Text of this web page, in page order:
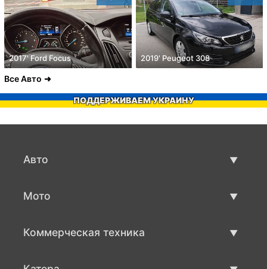
2017' Ford Focus 2019' Peugeot 308
Все Авто
ПОДДЕРЖИВАЕМ УКРАИНУ
Авто
Мото
Коммерческая техника